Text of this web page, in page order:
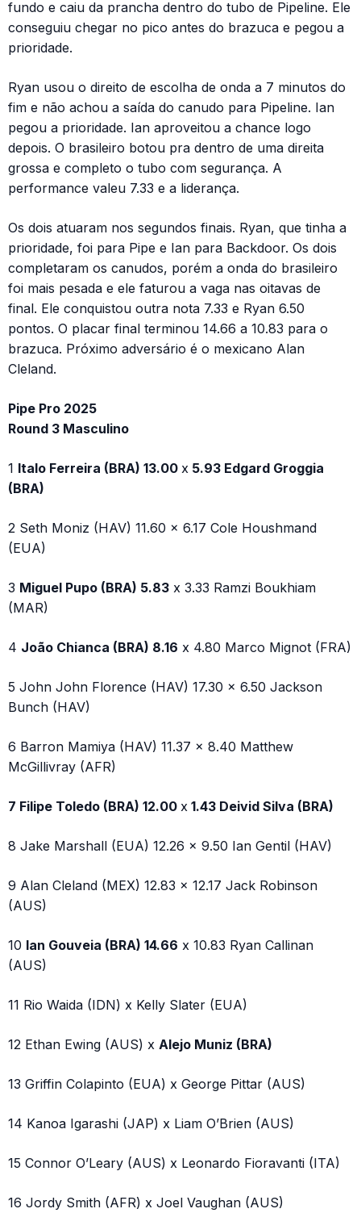
fundo e caiu da prancha dentro do tubo de Pipeline. Ele
conseguiu chegar no pico antes do brazuca e pegou a
prioridade.
Ryan usou o direito de escolha de onda a 7 minutos do
fim e não achou a saída do canudo para Pipeline. Ian
pegou a prioridade. Ian aproveitou a chance logo
depois. O brasileiro botou pra dentro de uma direita
grossa e completo o tubo com segurança. A
performance valeu 7.33 e a liderança.
Os dois atuaram nos segundos finais. Ryan, que tinha a
prioridade, foi para Pipe e Ian para Backdoor. Os dois
completaram os canudos, porém a onda do brasileiro
foi mais pesada e ele faturou a vaga nas oitavas de
final. Ele conquistou outra nota 7.33 e Ryan 6.50
pontos. O placar final terminou 14.66 a 10.83 para o
brazuca. Próximo adversário é o mexicano Alan
Cleland.
Pipe Pro 2025
Round 3 Masculino
1 Italo Ferreira (BRA) 13.00 x 5.93 Edgard Groggia
(BRA)
2 Seth Moniz (HAV) 11.60 x 6.17 Cole Houshmand
(EUA)
3 Miguel Pupo (BRA) 5.83 x 3.33 Ramzi Boukhiam
(MAR)
4 João Chianca (BRA) 8.16 x 4.80 Marco Mignot (FRA)
5 John John Florence (HAV) 17.30 x 6.50 Jackson
Bunch (HAV)
6 Barron Mamiya (HAV) 11.37 x 8.40 Matthew
McGillivray (AFR)
7 Filipe Toledo (BRA) 12.00 x 1.43 Deivid Silva (BRA)
8 Jake Marshall (EUA) 12.26 x 9.50 Ian Gentil (HAV)
9 Alan Cleland (MEX) 12.83 x 12.17 Jack Robinson
(AUS)
10 Ian Gouveia (BRA) 14.66 x 10.83 Ryan Callinan
(AUS)
11 Rio Waida (IDN) x Kelly Slater (EUA)
12 Ethan Ewing (AUS) x Alejo Muniz (BRA)
13 Griffin Colapinto (EUA) x George Pittar (AUS)
14 Kanoa Igarashi (JAP) x Liam O’Brien (AUS)
15 Connor O’Leary (AUS) x Leonardo Fioravanti (ITA)
16 Jordy Smith (AFR) x Joel Vaughan (AUS)